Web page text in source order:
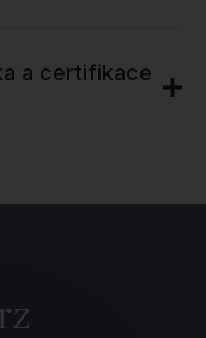
a certifikace